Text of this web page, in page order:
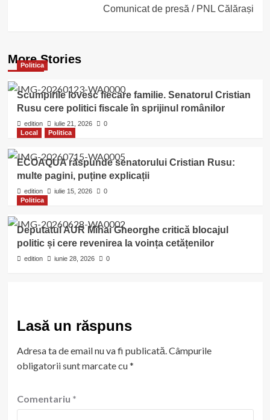
Comunicat de presă / PNL Călărași
More Stories
Politica
Scumpirile lovesc fiecare familie. Senatorul Cristian
Rusu cere politici fiscale în sprijinul românilor
edition iulie 21, 2026
0
Local
Politica
ECOAQUA răspunde senatorului Cristian Rusu:
multe pagini, puține explicații
edition iulie 15, 2026
0
Politica
Deputatul AUR Mihai Gheorghe critică blocajul
politic și cere revenirea la voința cetățenilor
edition iunie 28, 2026 0
Lasă un răspuns
Adresa ta de email nu va fi publicată.Câmpurile
obligatorii sunt marcate cu*
Comentariu *